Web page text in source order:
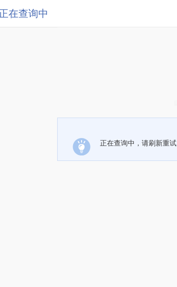
在查询中
正在查询中，请刷新重试